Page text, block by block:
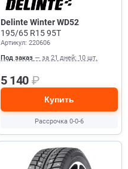
Delinte Winter WD52
195/65 R15 95T
Артикул: 220606
Под заказ — за 21 дней: 10 шт.
5 140 ₽
Купить
Рассрочка 0-0-6